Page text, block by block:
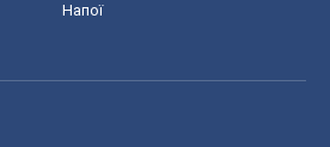
Напої